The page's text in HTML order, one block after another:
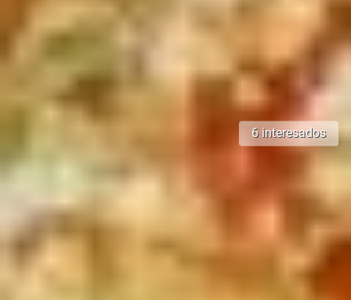
6 interesados